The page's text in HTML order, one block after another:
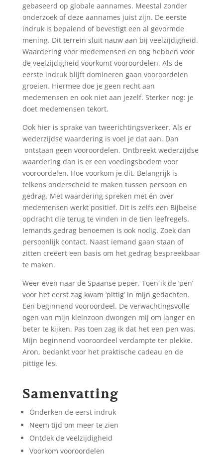
gebaseerd op globale aannames. Meestal zonder
onderzoek of deze aannames juist zijn. De eerste
indruk is bepalend of bevestigt een al gevormde
mening. Dit terrein sluit nauw aan bij veelzijdigheid.
Waardering voor medemensen en oog hebben voor
de veelzijdigheid voorkomt vooroordelen. Als de
eerste indruk blijft domineren gaan vooroordelen
groeien. Hiermee doe je geen recht aan
medemensen en ook niet aan jezelf. Sterker nog: je
doet medemensen tekort.
Ook hier is sprake van tweerichtingsverkeer. Als er
wederzijdse waardering is voel je dat aan. Dan
ontstaan geen vooroordelen. Ontbreekt wederzijdse
waardering dan is er een voedingsbodem voor
vooroordelen. Hoe voorkom je dit. Belangrijk is
telkens onderscheid te maken tussen persoon en
gedrag. Met waardering spreken met én over
medemensen werkt positief. Dit is zelfs een Bijbelse
opdracht die terug te vinden in de tien leefregels.
Iemands gedrag benoemen is ook nodig. Zoek dan
persoonlijk contact. Naast iemand gaan staan of
zitten creëert een basis om het gedrag bespreekbaar
te maken.
Weer even naar de Spaanse peper. Toen ik de ‘pen’
voor het eerst zag kwam ‘pittig’ in mijn gedachten.
Een beginnend vooroordeel. De verwachtingsvolle
ogen van mijn kleinzoon dwongen mij om langer en
beter te kijken. Pas toen zag ik dat het een pen was.
Mijn beginnend vooroordeel verdampte ter plekke.
Aron, bedankt voor het praktische cadeau en de
pittige les.
Samenvatting
Onderken de eerst indruk
Neem tijd om meer te zien
Ontdek de veelzijdigheid
Voorkom vooroordelen